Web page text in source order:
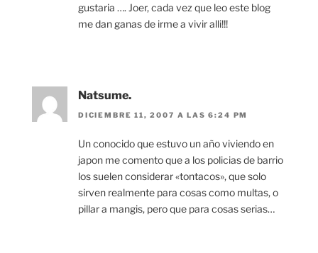
gustaria …. Joer, cada vez que leo este blog
me dan ganas de irme a vivir alli!!!
Natsume.
DICIEMBRE 11, 2007 A LAS 6:24 PM
Un conocido que estuvo un año viviendo en
japon me comento que a los policias de barrio
los suelen considerar «tontacos», que solo
sirven realmente para cosas como multas, o
pillar a mangis, pero que para cosas serias…